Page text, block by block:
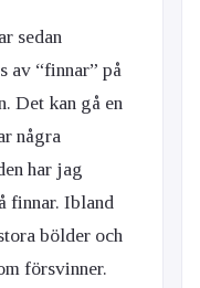
sedan
av “finnar” på
Det kan gå en
några
har jag
finnar. Ibland
bölder och
försvinner.